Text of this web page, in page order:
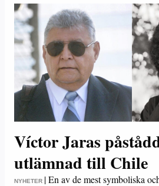
Víctor Jaras
utlämnad till Chile
NYHETER |En av de mest symboliska